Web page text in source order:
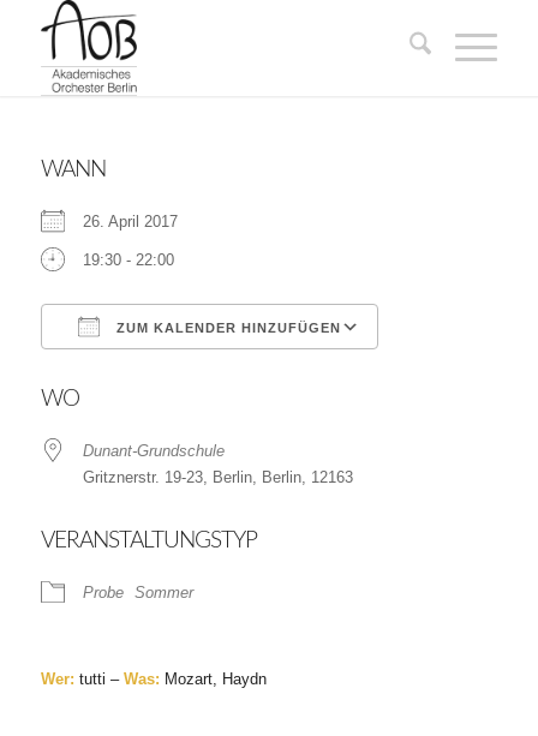
WANN
26. April 2017
19:30 - 22:00
ZUM KALENDER HINZUFÜGEN
WO
Dunant-Grundschule
Gritznerstr. 19-23, Berlin, Berlin, 12163
VERANSTALTUNGSTYP
Probe Sommer
Wer: tutti – Was: Mozart, Haydn